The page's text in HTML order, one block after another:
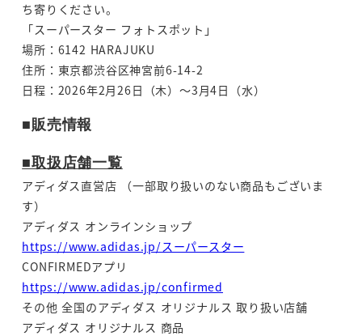
ち寄りください。
「スーパースター フォトスポット」
場所：6142 HARAJUKU
住所：東京都渋谷区神宮前6-14-2
日程：2026年2月26日（木）～3月4日（水）
■販売情報
■取扱店舗一覧
アディダス直営店 （一部取り扱いのない商品もございま
す）
アディダス オンラインショップ
https://www.adidas.jp/スーパースター
CONFIRMEDアプリ
https://www.adidas.jp/confirmed
その他 全国のアディダス オリジナルス 取り扱い店舗
アディダス オリジナルス 商品